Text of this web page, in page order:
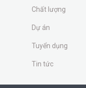
Chất lượng
Dự án
Tuyển dụng
Tin tức